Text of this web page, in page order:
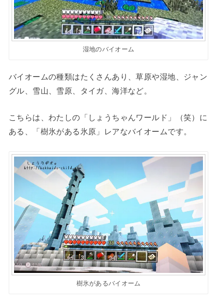
湿地のバイオーム
バイオームの種類はたくさんあり、草原や湿地、ジャン
グル、雪山、雪原、タイガ、海洋など。
こちらは、わたしの「しょうちゃんワールド」（笑）に
ある、「樹氷がある氷原」レアなバイオームです。
樹氷があるバイオーム